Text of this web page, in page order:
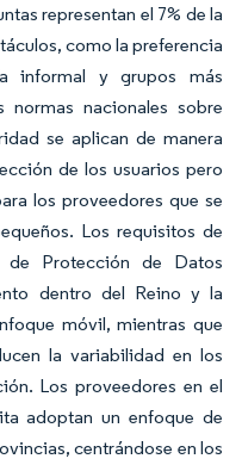
representan el 7% de la
como la preferencia
informal y grupos más
nacionales sobre
se aplican de manera
de los usuarios pero
los proveedores que se
Los requisitos de
Protección de Datos
dentro del Reino y la
móvil, mientras que
la variabilidad en los
Los proveedores en el
adoptan un enfoque de
centrándose en los